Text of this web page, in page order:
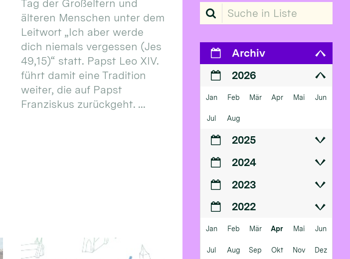
Tag der Großeltern und
älteren Menschen unter dem
Leitwort „Ich aber werde
dich niemals vergessen (Jes
49,15)“ statt. Papst Leo XIV.
führt damit eine Tradition
weiter, die auf Papst
Franziskus zurückgeht. ...
Suche in Liste
Archiv
2026
Jan Feb Mär Apr Mai Jun
Jul Aug
2025
2024
2023
2022
Jan Feb Mär Apr Mai Jun
Jul Aug Sep Okt Nov Dez